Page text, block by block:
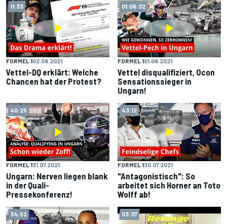
11:33
FORMEL 102.08.2021
Vettel-DQ erklärt: Welche
Chancen hat der Protest?
01:06:32
FORMEL 101.08.2021
Vettel disqualifiziert, Ocon
Sensationssieger in
Ungarn!
40:25
FORMEL 131.07.2021
Ungarn: Nerven liegen blank
in der Quali-
Pressekonferenz!
43:12
FORMEL 130.07.2021
"Antagonistisch": So
arbeitet sich Horner an Toto
Wolff ab!
34:52 03:37